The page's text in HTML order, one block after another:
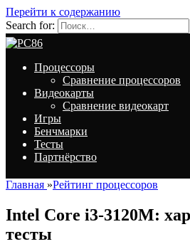
Перейти к содержанию
Search for:
Процессоры
Сравнение процессоров
Видеокарты
Сравнение видеокарт
Игры
Бенчмарки
Тесты
Партнёрство
Главная »Рейтинг процессоров
Intel Core i3-3120M:
тесты